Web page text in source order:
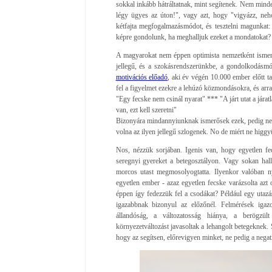
sokkal inkább hátráltatnak, mint segítenek. Nem
légy ügyes az úton!", vagy azt, hogy "vigyázz,
kétfajta megfogalmazásmódot, és tesztelni
képre gondolunk, ha meghalljuk ezeket a mondatokat?
A magyarokat nem éppen optimista nemzetként
jellegű, és a szokásrendszerünkbe, a
motivációs előadó , aki év végén 10.000 ember előtt
fel a figyelmet ezekre a lehúzó közmondásokra, és
"Egy fecske nem csinál nyarat" *** "A járt utat a
van, ezt kell szeretni"
Bizonyára mindannyiunknak ismerősek ezek, pedig
volna az ilyen jellegű szlogenek. No de miért ne
Nos, nézzük sorjában. Igenis van, hogy egyetlen
seregnyi gyereket a betegosztályon. Vagy sokan
morcos utast megmosolyogtatta. Ilyenkor
egyetlen ember - azaz egyetlen fecske varázsolta
éppen így fedezzük fel a csodákat? Például egy
igazabbnak bizonyul az előzőnél. Felmérések
állandóság, a változatosság hiánya, a
környezetváltozást javasoltak a lehangolt
hogy az segítsen, előrevigyen minket, ne pedig a